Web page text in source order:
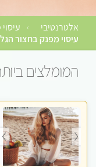
אלטרנטיבי ›
עיסוי מפנק בחצור
המומלצים